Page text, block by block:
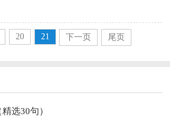
编整理的学生对老师的简...
20 21 下一页 尾页
选30句）